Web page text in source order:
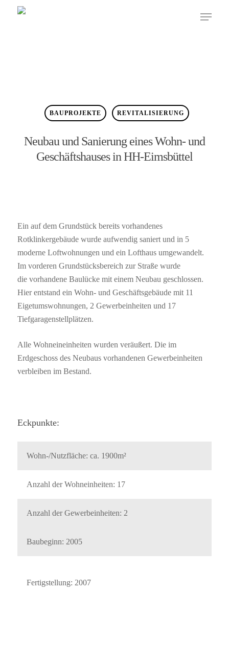
Hit enter to search or ESC to close
BAUPROJEKTE REVITALISIERUNG
Neubau und Sanierung eines Wohn- und
Geschäftshauses in HH-Eimsbüttel
Ein auf dem Grundstück bereits vorhandenes
Rotklinkergebäude wurde aufwendig saniert und in 5
moderne Loftwohnungen und ein Lofthaus umgewandelt.
Im vorderen Grundstücksbereich zur Straße wurde
die vorhandene Baulücke mit einem Neubau geschlossen.
Hier entstand ein Wohn- und Geschäftsgebäude mit 11
Eigetumswohnungen, 2 Gewerbeinheiten und 17
Tiefgaragenstellplätzen.
Alle Wohneineinheiten wurden veräußert. Die im
Erdgeschoss des Neubaus vorhandenen Gewerbeinheiten
verbleiben im Bestand.
Eckpunkte:
Wohn-/Nutzfläche: ca. 1900m²
Anzahl der Wohneinheiten: 17
Anzahl der Gewerbeinheiten: 2
Baubeginn: 2005
Fertigstellung: 2007